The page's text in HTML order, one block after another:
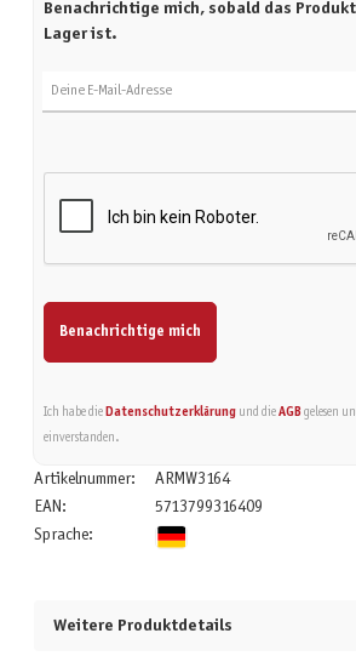
Benachrichtige mich, sobald das
Lager ist.
Benachrichtige mich
Ich habe die Datenschutzerklärungund die AGBgelesen
einverstanden.
Artikelnummer:
ARMW3164
EAN:
5713799316409
Sprache:
Weitere Produktdetails